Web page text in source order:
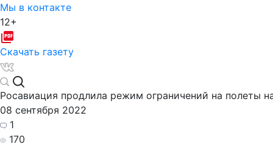
Мы в контакте
12+
Скачать газету
Росавиация продлила режим ограничений на полеты
08 сентября 2022
1
170